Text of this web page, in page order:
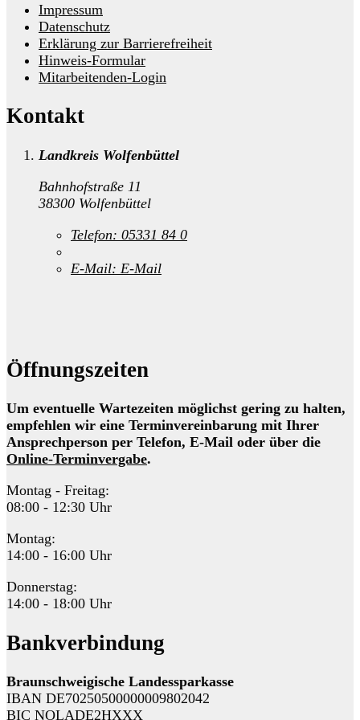
Impressum
Datenschutz
Erklärung zur Barrierefreiheit
Hinweis-Formular
Mitarbeitenden-Login
Kontakt
Landkreis Wolfenbüttel
Bahnhofstraße 11
38300 Wolfenbüttel
Telefon: 05331 84 0
E-Mail: E-Mail
Öffnungszeiten
Um eventuelle Wartezeiten möglichst gering zu halten,
empfehlen wir eine Terminvereinbarung mit Ihrer
Ansprechperson per Telefon, E-Mail oder über die
Online-Terminvergabe.
Montag - Freitag:
08:00 - 12:30 Uhr
Montag:
14:00 - 16:00 Uhr
Donnerstag:
14:00 - 18:00 Uhr
Bankverbindung
Braunschweigische Landessparkasse
IBAN DE70250500000009802042
BIC NOLADE2HXXX